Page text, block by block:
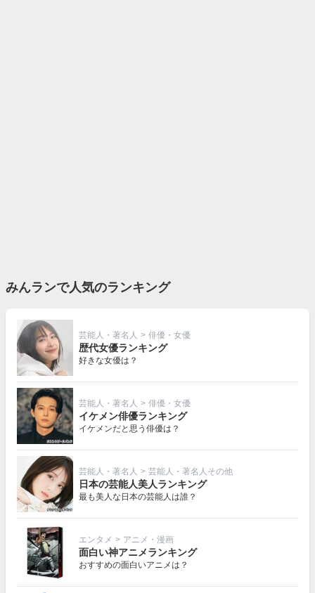
みんランで人気のランキング
芸能人・著名人 > 俳優・女優
歴代女優ランキング
好きな女優は？
芸能人・著名人 > 俳優・女優
イケメン俳優ランキング
イケメンだと思う俳優は？
芸能人・著名人 > 芸能人・著名人その他
日本の芸能人美人ランキング
最も美人な日本の芸能人は誰？
エンタメ > アニメ・漫画
面白い神アニメランキング
おすすめの面白いアニメは？